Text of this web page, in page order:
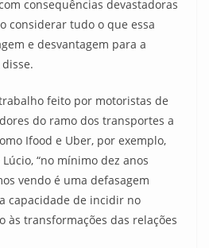
consequências devastadoras
considerar tudo o que essa
e desvantagem para a
feito por motoristas de
do ramo dos transportes a
Ifood e Uber, por exemplo,
“no mínimo dez anos
vendo é uma defasagem
capacidade de incidir no
às transformações das relações